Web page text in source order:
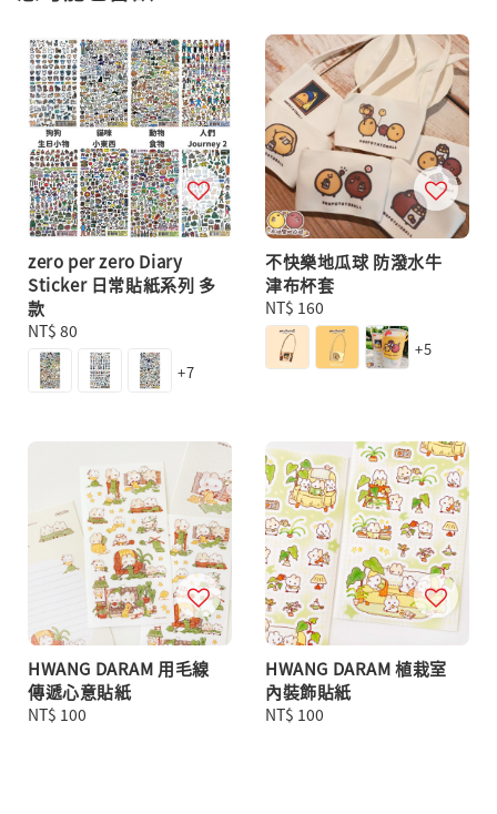
zero per zero Diary
Sticker 日常貼紙系列 多
款
Regular
price
NT$ 80
+7
不快樂地瓜球 防潑水牛
津布杯套
Regular
price
NT$ 160
+5
HWANG DARAM 用毛線
傳遞心意貼紙
Regular
NT$ 100
HWANG DARAM 植栽室
內裝飾貼紙
Regular
NT$ 100